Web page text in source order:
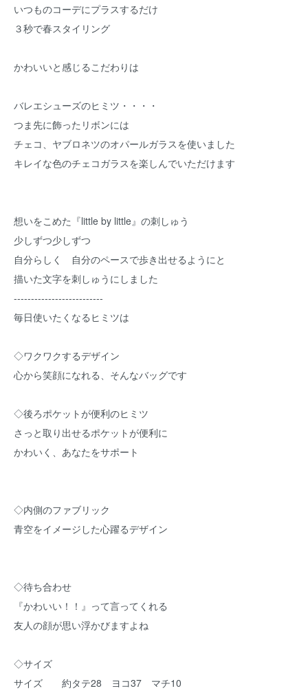
いつものコーデにプラスするだけ
３秒で春スタイリング
かわいいと感じるこだわりは
バレエシューズのヒミツ・・・・
つま先に飾ったリボンには
チェコ、ヤブロネツのオパールガラスを使いました
キレイな色のチェコガラスを楽しんでいただけます
想いをこめた『little by little』の刺しゅう
少しずつ少しずつ
自分らしく 自分のペースで歩き出せるようにと
描いた文字を刺しゅうにしました
--------------------------
毎日使いたくなるヒミツは
◇ワクワクするデザイン
心から笑顔になれる、そんなバッグです
◇後ろポケットが便利のヒミツ
さっと取り出せるポケットが便利に
かわいく、あなたをサポート
◇内側のファブリック
青空をイメージした心躍るデザイン
◇待ち合わせ
『かわいい！！』って言ってくれる
友人の顔が思い浮かびますよね
◇サイズ
サイズ 約タテ28 ヨコ37 マチ10